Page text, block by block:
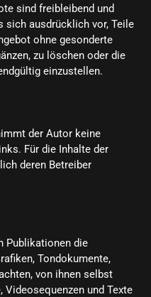
sind freibleibend und
sich ausdrücklich vor, Teile
ohne gesonderte
zu löschen oder die
einzustellen.
der Autor keine
Für die Inhalte der
deren Betreiber
Publikationen die
Tondokumente,
von ihnen selbst
und Texte